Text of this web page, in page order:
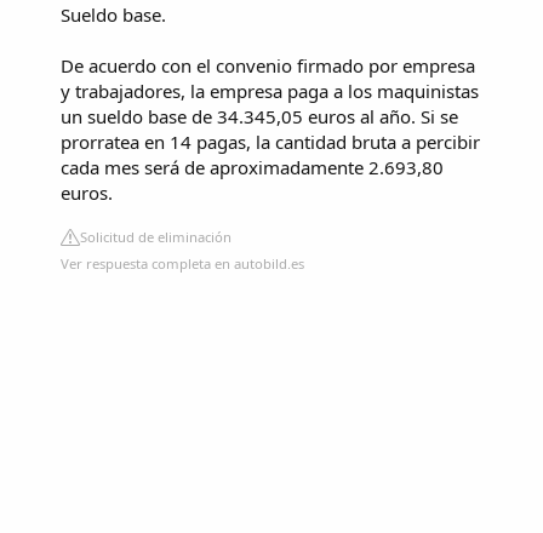
Sueldo base.
De acuerdo con el convenio firmado por empresa
y trabajadores, la empresa paga a los maquinistas
un sueldo base de 34.345,05 euros al año. Si se
prorratea en 14 pagas, la cantidad bruta a percibir
cada mes será de aproximadamente 2.693,80
euros.
Solicitud de eliminación
Ver respuesta completa en autobild.es